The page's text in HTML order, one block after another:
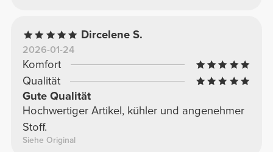
Dircelene S.
2026-01-24
Komfort
Qualität
Gute Qualität
Hochwertiger Artikel, kühler und angenehmer
Stoff.
Siehe Original